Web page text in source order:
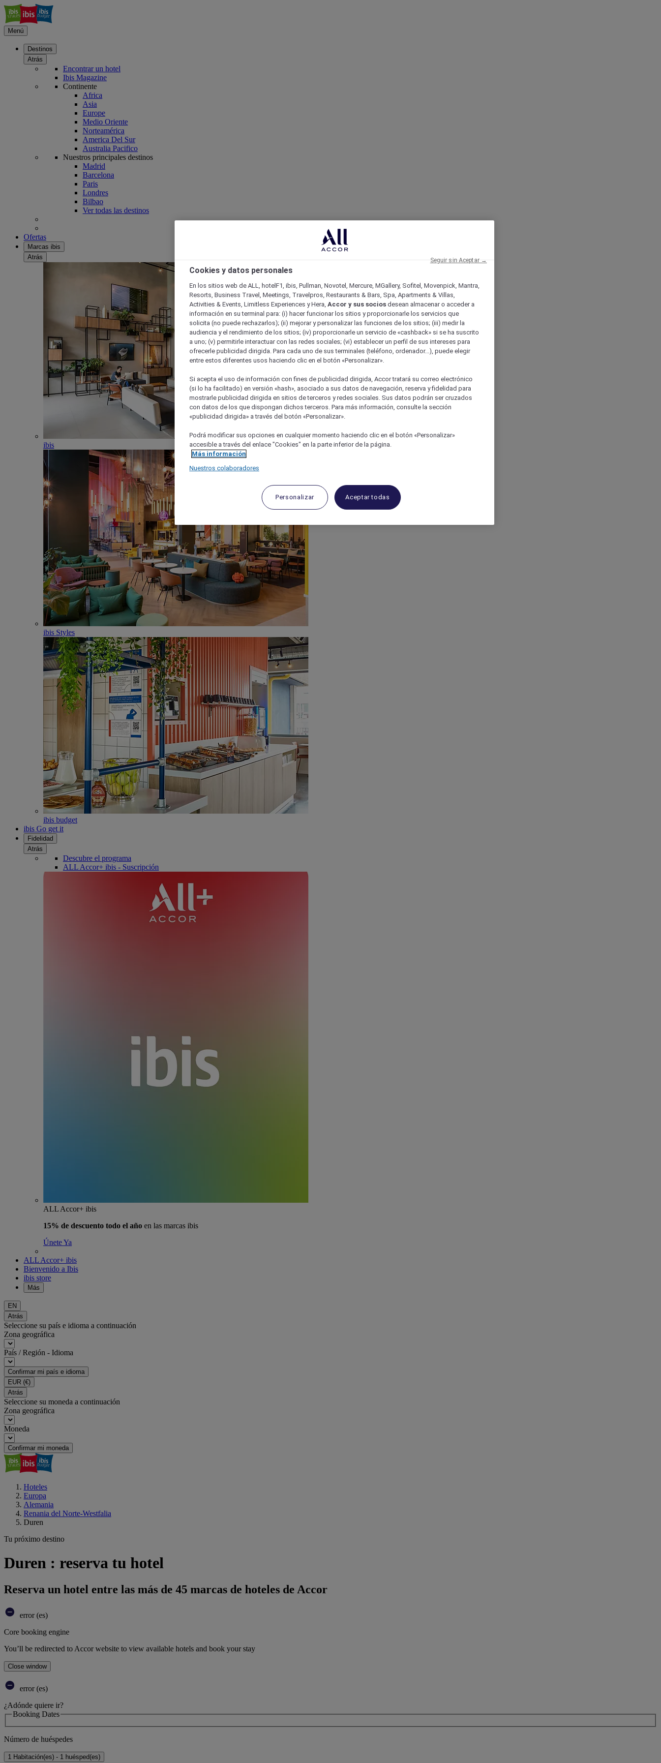
Menú
Destinos
Atrás
Encontrar un hotel
Ibis Magazine
Continente
Africa
Asia
Europe
Medio Oriente
Norteamérica
America Del Sur
Australia Pacifico
Nuestros principales destinos
Madrid
Barcelona
Paris
Londres
Bilbao
Ver todas las destinos
Ofertas
Marcas ibis
Atrás
ibis
ibis Styles
ibis budget
ibis Go get it
Fidelidad
Atrás
Descubre el programa
ALL Accor+ ibis - Suscripción
ALL Accor+ ibis
15% de descuento todo el año en las marcas ibis
Únete Ya
ALL Accor+ ibis
Bienvenido a Ibis
ibis store
Más
EN
Atrás
Seleccione su país e idioma a continuación
Zona geográfica
País / Región - Idioma
Confirmar mi país e idioma
EUR (€)
Atrás
Seleccione su moneda a continuación
Zona geográfica
Moneda
Confirmar mi moneda
Hoteles
Europa
Alemania
Renania del Norte-Westfalia
Duren
Tu próximo destino
Duren : reserva tu hotel
Reserva un hotel entre las más de 45 marcas de hoteles de Accor
error (es)
Core booking engine
You’ll be redirected to Accor website to view available hotels and book your stay
Close window
error (es)
¿Adónde quiere ir?
Booking Dates
Número de huéspedes
1 Habitación(es) - 1 huésped(es)
Cookies y datos personales
En los sitios web de ALL, hotelF1, ibis, Pullman, Novotel, Mercure, MGallery, Sofitel, Movenpick, Mantra,
Resorts, Business Travel, Meetings, Travelpros, Restaurants & Bars, Spa, Apartments & Villas,
Activities & Events, Limitless Experiences y Hera, Accor y sus socios desean almacenar o acceder a
información en su terminal para: (i) hacer funcionar los sitios y proporcionarle los servicios que
solicita (no puede rechazarlos); (ii) mejorar y personalizar las funciones de los sitios; (iii) medir la
audiencia y el rendimiento de los sitios; (iv) proporcionarle un servicio de «cashback» si se ha suscrito
a uno; (v) permitirle interactuar con las redes sociales; (vi) establecer un perfil de sus intereses para
ofrecerle publicidad dirigida. Para cada uno de sus terminales (teléfono, ordenador...), puede elegir
entre estos diferentes usos haciendo clic en el botón «Personalizar».
Si acepta el uso de información con fines de publicidad dirigida, Accor tratará su correo electrónico
(si lo ha facilitado) en versión «hash», asociado a sus datos de navegación, reserva y fidelidad para
mostrarle publicidad dirigida en sitios de terceros y redes sociales. Sus datos podrán ser cruzados
con datos de los que dispongan dichos terceros. Para más información, consulte la sección
«publicidad dirigida» a través del botón «Personalizar».
Podrá modificar sus opciones en cualquier momento haciendo clic en el botón «Personalizar»
accesible a través del enlace "Cookies" en la parte inferior de la página.
Más información
Nuestros colaboradores
Personalizar Aceptar todas
Seguir sin Aceptar →